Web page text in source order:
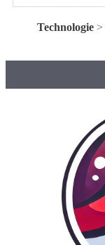
Technologie >